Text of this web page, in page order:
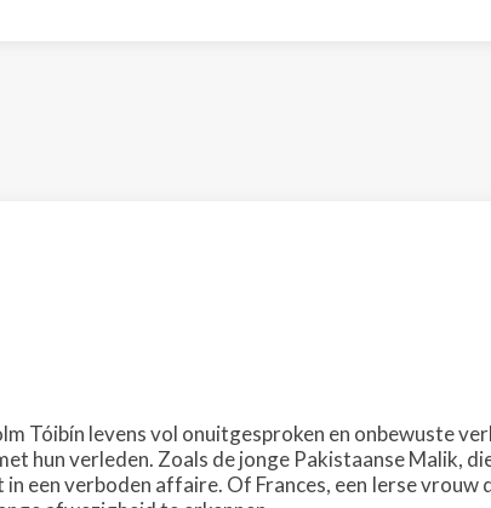
Tóibín levens vol onuitgesproken en onbewuste
hun verleden. Zoals de jonge Pakistaanse Malik,
een verboden affaire. Of Frances, een Ierse